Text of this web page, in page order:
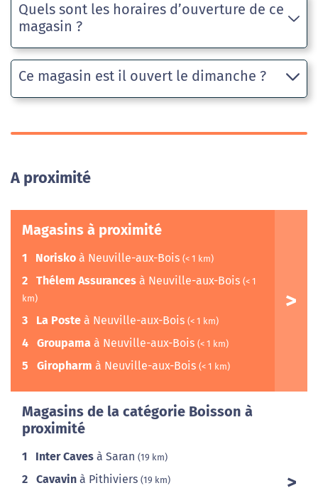
Quels sont les horaires d’ouverture de ce
magasin ?
Ce magasin est il ouvert le dimanche ?
A proximité
Magasins à proximité
1 Norisko à Neuville-aux-Bois (< 1 km)
2 Thélem Assurances à Neuville-aux-Bois (< 1
km)
3 La Poste à Neuville-aux-Bois (< 1 km)
4 Groupama à Neuville-aux-Bois (< 1 km)
5 Giropharm à Neuville-aux-Bois (< 1 km)
Magasins de la catégorie Boisson à
proximité
1 Inter Caves à Saran (19 km)
2 Cavavin à Pithiviers (19 km)